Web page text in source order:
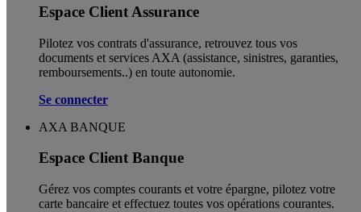
Espace Client Assurance
Pilotez vos contrats d'assurance, retrouvez tous vos
documents et services AXA (assistance, sinistres, garanties,
remboursements..) en toute autonomie. ​
Se connecter
AXA BANQUE
Espace Client Banque
Gérez vos comptes courants et votre épargne, pilotez votre
carte bancaire et effectuez toutes vos opérations courantes.